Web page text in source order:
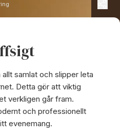
samlat och slipper leta
Detta gör att viktig
verkligen går fram.
och professionellt
evenemang.